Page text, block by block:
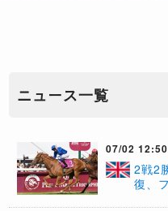
ニュース一覧
07/02 12:50
2戦2
復、